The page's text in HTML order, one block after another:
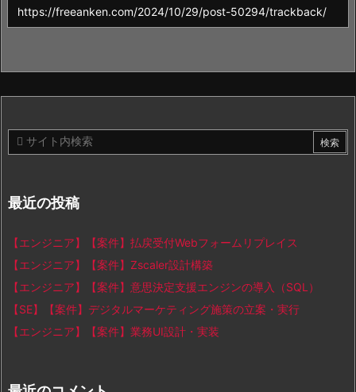
最近の投稿
【エンジニア】【案件】払戻受付Webフォームリプレイス
【エンジニア】【案件】Zscaler設計構築
【エンジニア】【案件】意思決定支援エンジンの導入（SQL）
【SE】【案件】デジタルマーケティング施策の立案・実行
【エンジニア】【案件】業務UI設計・実装